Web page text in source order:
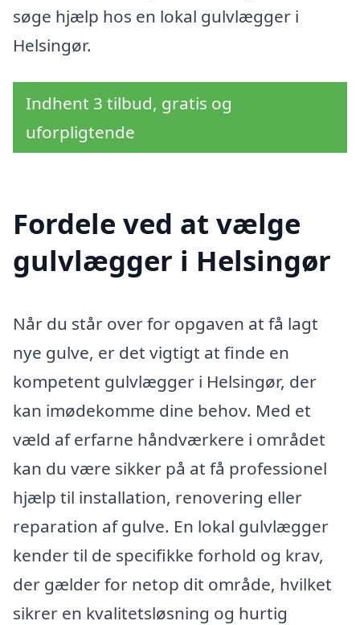
søge hjælp hos en lokal gulvlægger i
Helsingør.
Indhent 3 tilbud, gratis og
uforpligtende
Fordele ved at vælge
gulvlægger i Helsingør
Når du står over for opgaven at få lagt
nye gulve, er det vigtigt at finde en
kompetent gulvlægger i Helsingør, der
kan imødekomme dine behov. Med et
væld af erfarne håndværkere i området
kan du være sikker på at få professionel
hjælp til installation, renovering eller
reparation af gulve. En lokal gulvlægger
kender til de specifikke forhold og krav,
der gælder for netop dit område, hvilket
sikrer en kvalitetsløsning og hurtig